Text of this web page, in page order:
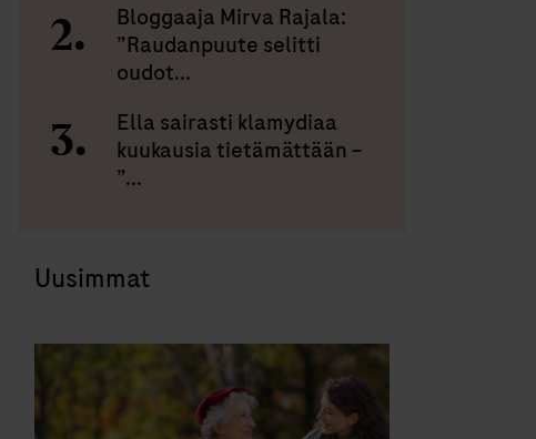
Bloggaaja Mirva Rajala:
”Raudanpuute selitti
oudot...
Ella sairasti klamydiaa
kuukausia tietämättään –
”...
Uusimmat